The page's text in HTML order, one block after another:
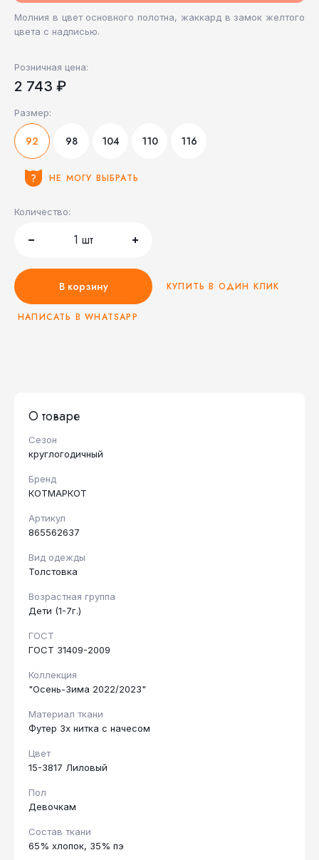
Молния в цвет основного полотна, жаккард в замок желтого
цвета с надписью.
Розничная цена:
2 743 ₽
Размер:
92 98 104 110 116
НЕ МОГУ ВЫБРАТЬ
Количество:
1 шт
В корзину КУПИТЬ В ОДИН КЛИК
НАПИСАТЬ В WHATSAPP
О товаре
Сезон
круглогодичный
Бренд
КОТМАРКОТ
Артикул
865562637
Вид одежды
Толстовка
Возрастная группа
Дети (1-7г.)
ГОСТ
ГОСТ 31409-2009
Коллекция
"Осень-Зима 2022/2023"
Материал ткани
Футер 3х нитка с начесом
Цвет
15-3817 Лиловый
Пол
Девочкам
Состав ткани
65% хлопок, 35% пэ